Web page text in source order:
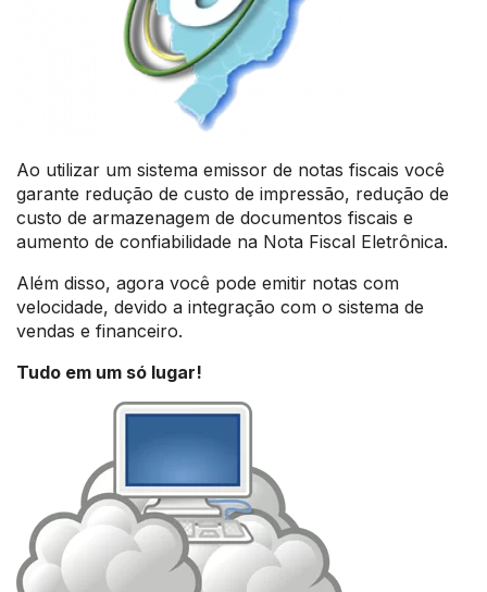
Ao utilizar um sistema emissor de notas fiscais você
garante redução de custo de impressão, redução de
custo de armazenagem de documentos fiscais e
aumento de confiabilidade na Nota Fiscal Eletrônica.
Além disso, agora você pode emitir notas com
velocidade, devido a integração com o sistema de
vendas e financeiro.
Tudo em um só lugar!